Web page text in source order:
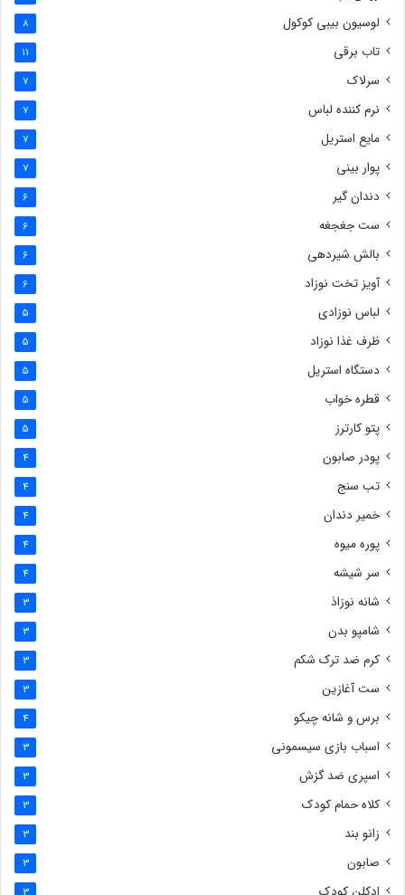
لوسیون بیبی کوکول 8
تاب برقی 11
سرلاک 7
نرم کننده لباس 7
مایع استریل 7
پوار بینی 7
دندان گیر 6
ست جغجغه 6
بالش شیردهی 6
آویز تخت نوزاد 6
لباس نوزادی 5
ظرف غذا نوزاد 5
دستگاه استریل 5
قطره خواب 5
پتو کارترز 5
پودر صابون 4
تب سنج 4
خمیر دندان 4
پوره میوه 4
سر شیشه 4
شانه نوزاذ 3
شامپو بدن 3
کرم ضد ترک شکم 3
ست آغازین 3
برس و شانه چیکو 4
اسباب بازی سیسمونی 3
اسپری ضد گزش 3
کلاه حمام کودک 3
زانو بند 3
صابون 3